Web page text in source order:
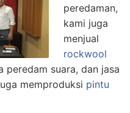
peredaman,
kami juga
menjual
rockwool
peredam suara, dan jasa
memproduksi pintu